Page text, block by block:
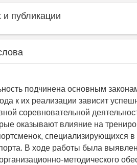
публикации
подчинена основным
к их реализации зависит
соревновательной
оказывают влияние на
специализирующихся
В ходе работы была
методического